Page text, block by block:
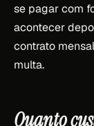
se pagar com
acontecer
contrato
multa.
Quanto